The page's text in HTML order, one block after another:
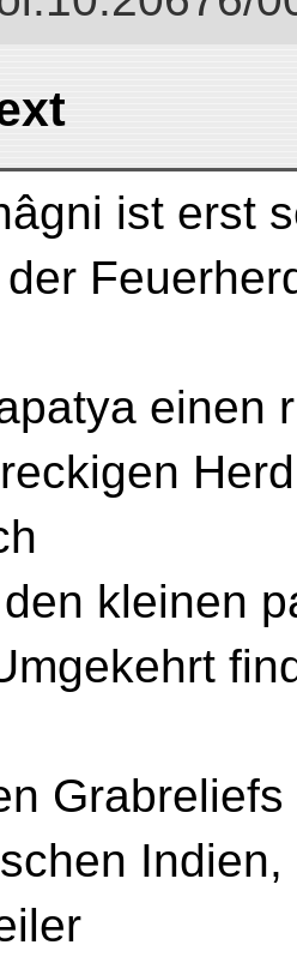
ist erst
einen
kleinen